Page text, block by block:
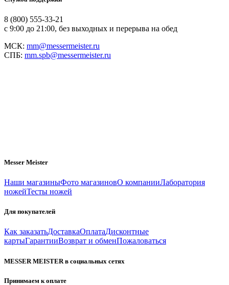
8 (800) 555-33-21
с 9:00 до 21:00, без выходных и перерыва на обед
МСК: mm@messermeister.ru
СПБ: mm.spb@messermeister.ru
Messer Meister
Наши магазиныФото магазиновО компанииЛаборатория
ножейТесты ножей
Для покупателей
Как заказатьДоставкаОплатаДисконтные
картыГарантииВозврат и обменПожаловаться
MESSER MEISTER в социальных сетях
Принимаем к оплате